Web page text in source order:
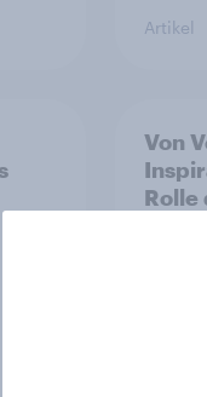
Artikel
Von
Rolle